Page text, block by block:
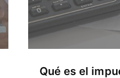
Qué es el